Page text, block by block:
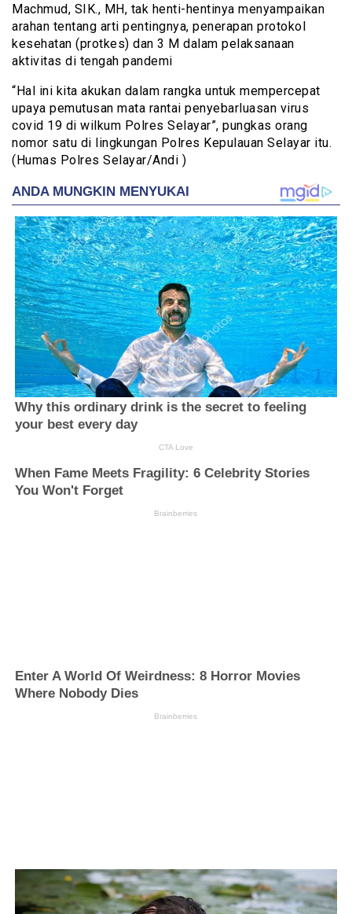
Machmud, SIK., MH, tak henti-hentinya menyampaikan
arahan tentang arti pentingnya, penerapan protokol
kesehatan (protkes) dan 3 M dalam pelaksanaan
aktivitas di tengah pandemi
“Hal ini kita akukan dalam rangka untuk mempercepat
upaya pemutusan mata rantai penyebarluasan virus
covid 19 di wilkum Polres Selayar”, pungkas orang
nomor satu di lingkungan Polres Kepulauan Selayar itu.
(Humas Polres Selayar/Andi )